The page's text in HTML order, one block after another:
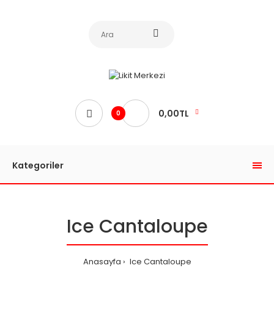
0 0,00TL
Kategoriler
Ice Cantaloupe
Anasayfa Ice Cantaloupe